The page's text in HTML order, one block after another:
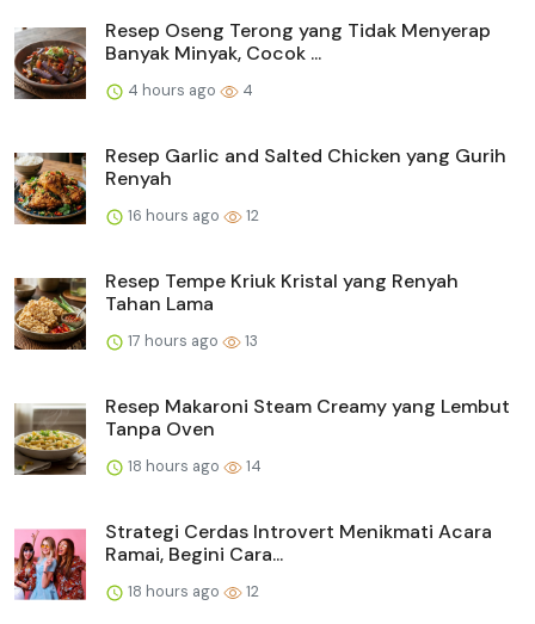
Resep Oseng Terong yang Tidak Menyerap
Banyak Minyak, Cocok ...
4 hours ago 4
Resep Garlic and Salted Chicken yang Gurih
Renyah
16 hours ago 12
Resep Tempe Kriuk Kristal yang Renyah
Tahan Lama
17 hours ago 13
Resep Makaroni Steam Creamy yang Lembut
Tanpa Oven
18 hours ago 14
Strategi Cerdas Introvert Menikmati Acara
Ramai, Begini Cara...
18 hours ago 12